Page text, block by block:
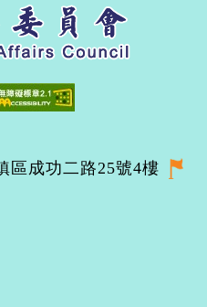
區成功二路25號4樓